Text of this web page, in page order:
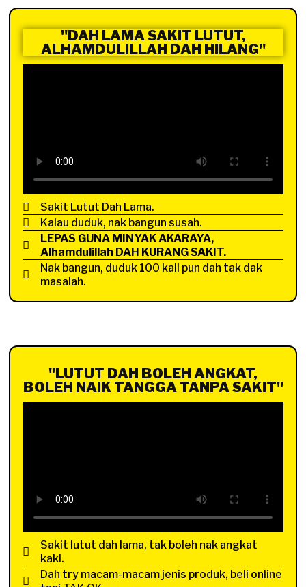
"DAH LAMA SAKIT LUTUT,
ALHAMDULILLAH DAH HILANG"
Sakit Lutut Dah Lama.
Kalau duduk, nak bangun susah.
LEPAS GUNA MINYAK AKARAYA,
Alhamdulillah DAH KURANG SAKIT.
Nak bangun, duduk 100 kali pun dah tak dak
masalah.
"LUTUT DAH BOLEH ANGKAT,
BOLEH NAIK TANGGA TANPA SAKIT"
Sakit lutut dah lama, tak boleh nak angkat
kaki.
Dah try macam-macam jenis produk, beli online